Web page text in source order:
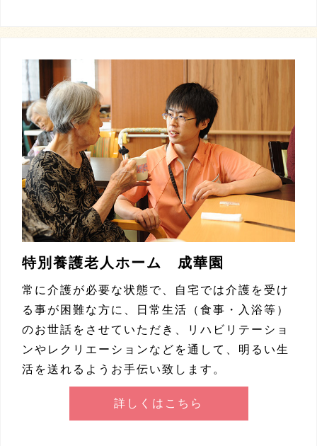
特別養護老人ホーム 成華園
常に介護が必要な状態で、自宅では介護を受け
る事が困難な方に、日常生活（食事・入浴等）
のお世話をさせていただき、リハビリテーショ
ンやレクリエーションなどを通して、明るい生
活を送れるようお手伝い致します。
詳しくはこちら